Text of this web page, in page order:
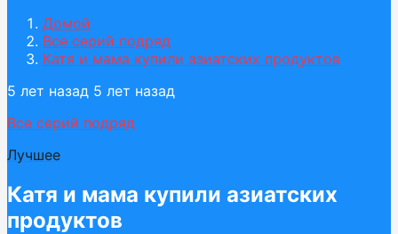
Домой
Все серий подряд
Катя и мама купили азиатских продуктов
5 лет назад 5 лет назад
Все серий подряд
Лучшее
Катя и мама купили азиатских
продуктов